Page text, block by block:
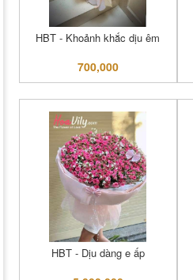
HBT - Khoảnh khắc dịu êm
700,000
HBT - Dịu dàng e ấp